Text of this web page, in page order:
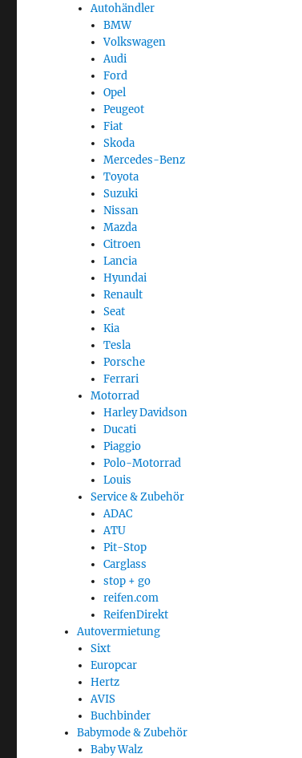
Autohändler
BMW
Volkswagen
Audi
Ford
Opel
Peugeot
Fiat
Skoda
Mercedes-Benz
Toyota
Suzuki
Nissan
Mazda
Citroen
Lancia
Hyundai
Renault
Seat
Kia
Tesla
Porsche
Ferrari
Motorrad
Harley Davidson
Ducati
Piaggio
Polo-Motorrad
Louis
Service & Zubehör
ADAC
ATU
Pit-Stop
Carglass
stop + go
reifen.com
ReifenDirekt
Autovermietung
Sixt
Europcar
Hertz
AVIS
Buchbinder
Babymode & Zubehör
Baby Walz